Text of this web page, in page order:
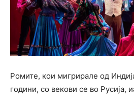
Ромите, кои мигрирале од
години, со векови се во Русија,